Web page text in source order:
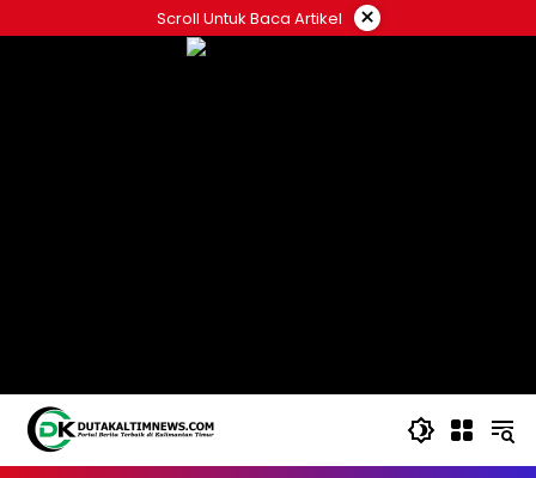
to
Scroll Untuk Baca Artikel ×